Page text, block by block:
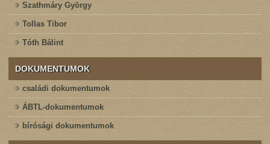
Szathmáry György
Tollas Tibor
Tóth Bálint
DOKUMENTUMOK
családi dokumentumok
ÁBTL-dokumentumok
bírósági dokumentumok